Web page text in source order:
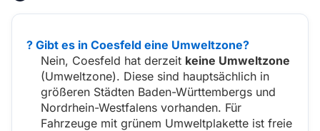
? Gibt es in Coesfeld eine Umweltzone?
Nein, Coesfeld hat derzeit keine Umweltzone
(Umweltzone). Diese sind hauptsächlich in
größeren Städten Baden-Württembergs und
Nordrhein-Westfalens vorhanden. Für
Fahrzeuge mit grünem Umweltplakette ist freie